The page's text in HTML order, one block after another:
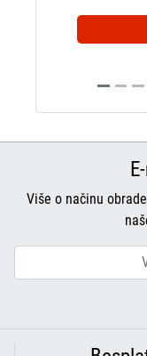
Više o načinu